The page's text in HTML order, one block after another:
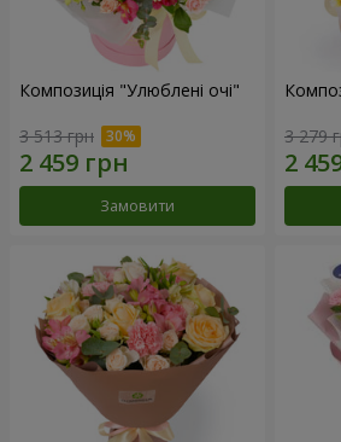
Композиція "Улюблені очі"
3 513 грн
Замовити
3 279